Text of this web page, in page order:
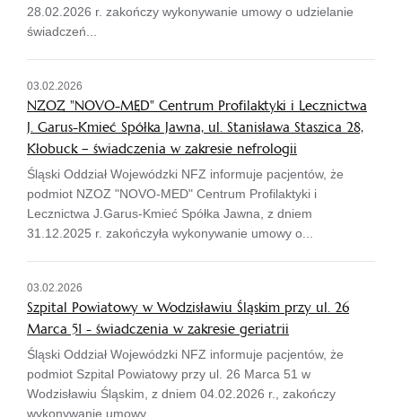
28.02.2026 r. zakończy wykonywanie umowy o udzielanie
świadczeń...
03.02.2026
NZOZ "NOVO-MED" Centrum Profilaktyki i Lecznictwa
J. Garus-Kmieć Spółka Jawna, ul. Stanisława Staszica 28,
Kłobuck – świadczenia w zakresie nefrologii
Śląski Oddział Wojewódzki NFZ informuje pacjentów, że
podmiot NZOZ "NOVO-MED" Centrum Profilaktyki i
Lecznictwa J.Garus-Kmieć Spółka Jawna, z dniem
31.12.2025 r. zakończyła wykonywanie umowy o...
03.02.2026
Szpital Powiatowy w Wodzisławiu Śląskim przy ul. 26
Marca 51 - świadczenia w zakresie geriatrii
Śląski Oddział Wojewódzki NFZ informuje pacjentów, że
podmiot Szpital Powiatowy przy ul. 26 Marca 51 w
Wodzisławiu Śląskim, z dniem 04.02.2026 r., zakończy
wykonywanie umowy...